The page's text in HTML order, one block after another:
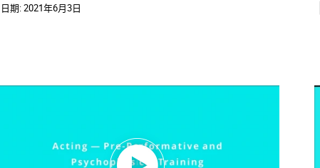
日期:2021年6月3日